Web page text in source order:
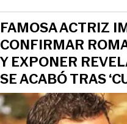
FAMOSA ACTRIZ
CONFIRMAR
Y EXPONER
SE ACABÓ TRAS